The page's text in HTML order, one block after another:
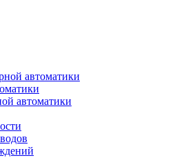
автоматики
автоматики